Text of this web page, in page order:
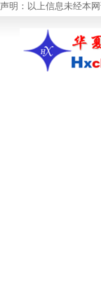
声明：以上信息未经本